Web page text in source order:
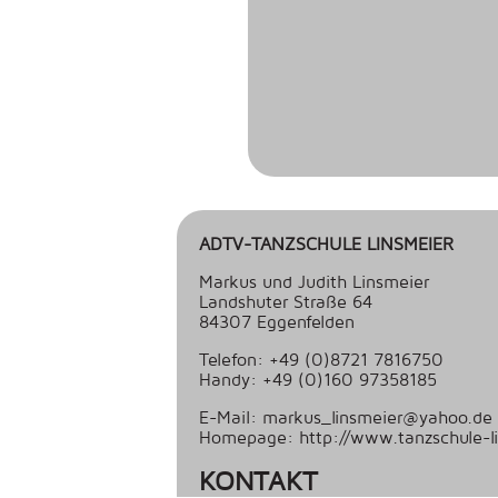
ADTV-TANZSCHULE LINSMEIER
Markus und Judith Linsmeier
Landshuter Straße 64
84307 Eggenfelden
Telefon: +49 (0)8721 7816750
Handy: +49 (0)160 97358185
E-Mail: markus_linsmeier@yahoo.de
Homepage: http://www.tanzschule-
KONTAKT